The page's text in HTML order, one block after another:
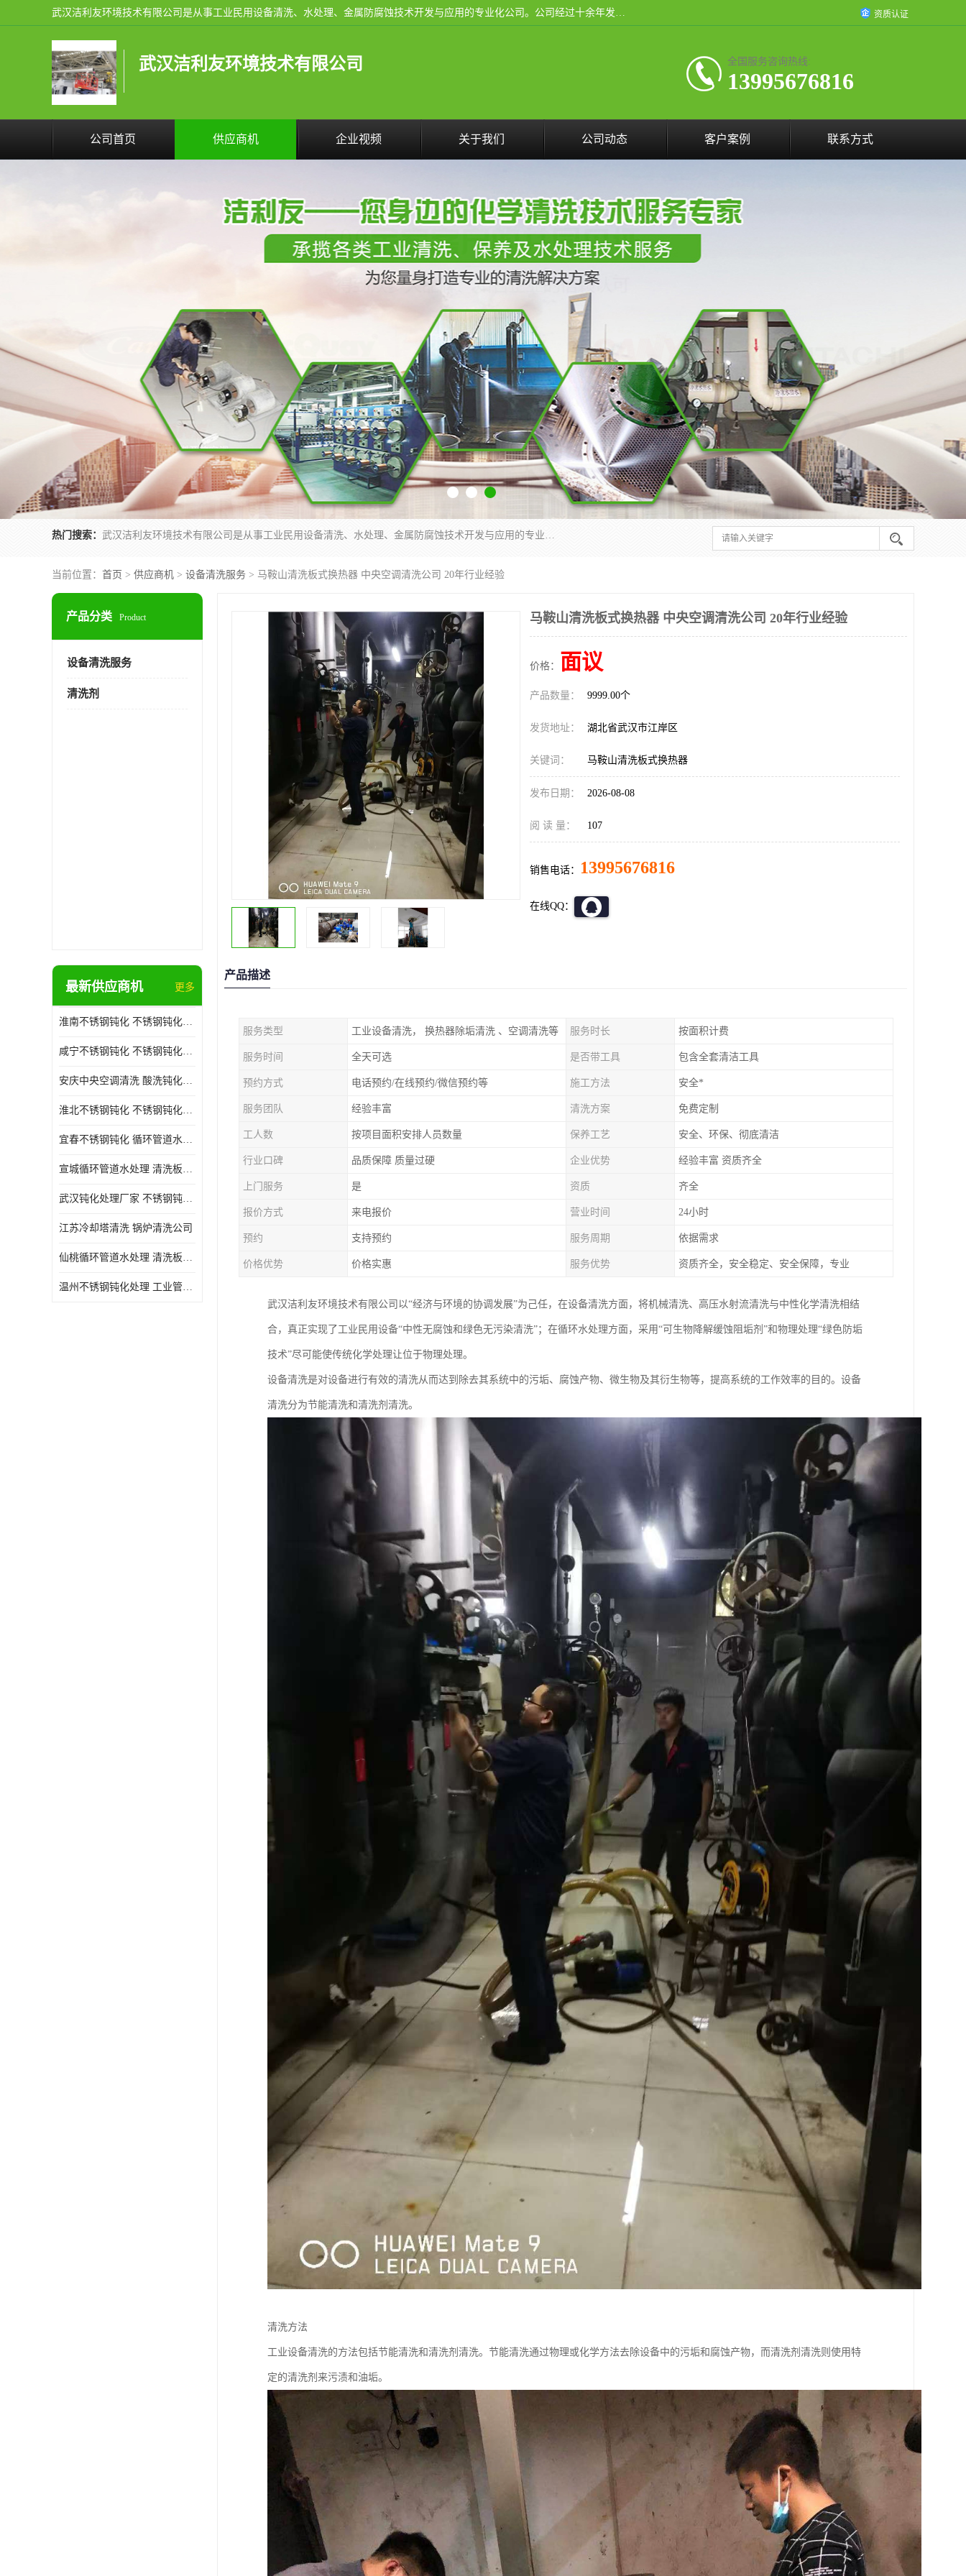
武汉洁利友环境技术有限公司是从事工业民用设备清洗、水处理、金属防腐蚀技术开发与应用的专业化公司。公司经过十余年发展积累了丰富的清洗经验，服务过的客户达到500余家，清洗的各类工业设备共计3000余台。 资质认证
武汉洁利友环境技术有限公司 全国服务咨询热线:
13995676816
公司首页 供应商机 企业视频 关于我们 公司动态 客户案例 联系方式
热门搜索： 武汉洁利友环境技术有限公司是从事工业民用设备清洗、水处理、金属防腐蚀技术开发与应用的专业化公司。公司经过十余年发展积累了丰富的清洗经验，服务过的客户达到500余家，清洗的各类工业设备共计3000余台。
当前位置： 首页 > 供应商机 > 设备清洗服务 > 马鞍山清洗板式换热器 中央空调清洗公司 20年行业经验
产品分类 Product
设备清洗服务
清洗剂
最新供应商机 更多
淮南不锈钢钝化 不锈钢钝化公司
咸宁不锈钢钝化 不锈钢钝化处理公司
安庆中央空调清洗 酸洗钝化公司
淮北不锈钢钝化 不锈钢钝化公司
宜春不锈钢钝化 循环管道水处理公司
宣城循环管道水处理 清洗板式换热器公司
武汉钝化处理厂家 不锈钢钝化公司
江苏冷却塔清洗 锅炉清洗公司
仙桃循环管道水处理 清洗板式换热器公司 服务好
温州不锈钢钝化处理 工业管道清洗公司 20年行业经验
马鞍山清洗板式换热器 中央空调清洗公司 20年行业经验
价格： 面议
产品数量： 9999.00个
发货地址： 湖北省武汉市江岸区
关键词： 马鞍山清洗板式换热器
发布日期： 2026-08-08
阅 读 量： 107
销售电话： 13995676816
在线QQ：
产品描述
服务类型 工业设备清洗， 换热器除垢清洗 、空调清洗等 服务时长 按面积计费
服务时间 全天可选 是否带工具 包含全套清洁工具
预约方式 电话预约/在线预约/微信预约等 施工方法 安全*
服务团队 经验丰富 清洗方案 免费定制
工人数 按项目面积安排人员数量 保养工艺 安全、环保、彻底清洁
行业口碑 品质保障 质量过硬 企业优势 经验丰富 资质齐全
上门服务 是 资质 齐全
报价方式 来电报价 营业时间 24小时
预约 支持预约 服务周期 依据需求
价格优势 价格实惠 服务优势 资质齐全，安全稳定、安全保障，专业
武汉洁利友环境技术有限公司以“经济与环境的协调发展”为己任，在设备清洗方面，将机械清洗、高压水射流清洗与中性化学清洗相结
合，真正实现了工业民用设备“中性无腐蚀和绿色无污染清洗”；在循环水处理方面，采用“可生物降解缓蚀阻垢剂”和物理处理“绿色防垢
技术”尽可能使传统化学处理让位于物理处理。
设备清洗是对设备进行有效的清洗从而达到除去其系统中的污垢、腐蚀产物、微生物及其衍生物等，提高系统的工作效率的目的。设备
清洗分为节能清洗和清洗剂清洗。
清洗方法
工业设备清洗的方法包括节能清洗和清洗剂清洗。节能清洗通过物理或化学方法去除设备中的污垢和腐蚀产物，而清洗剂清洗则使用特
定的清洗剂来污渍和油垢。